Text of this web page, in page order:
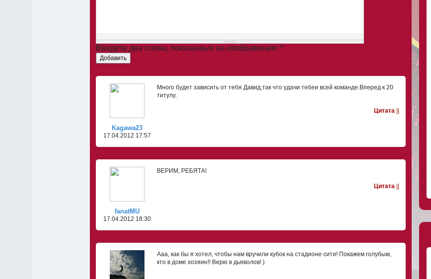
Введите два слова, показанных на изображении: *
Добавить
Kagawa23
17.04.2012 17:57
Много будет зависить от тебя Давид,так что удачи тебеи всей команде.Вперед к 20
титулу.
Цитата ||
fanatMU
17.04.2012 18:30
ВЕРИМ, РЕБЯТА!
Цитата ||
Ааа, как бы я хотел, чтобы нам вручили кубок на стадионе сити! Покажем голубым,
кто в доме хозяин!! Верю в дьяволов! )